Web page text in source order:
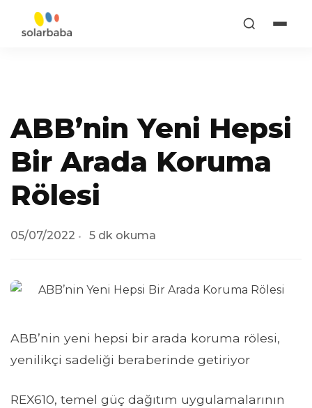
ABB’nin Yeni Hepsi
Bir Arada Koruma
Rölesi
05/07/2022 5 dk okuma
ABB’nin yeni hepsi bir arada koruma rölesi,
yenilikçi sadeliği beraberinde getiriyor
REX610, temel güç dağıtım uygulamalarının